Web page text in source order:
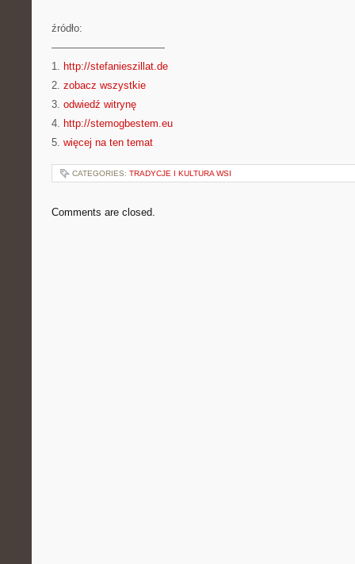
źródło:
———————————
1. http://stefanieszillat.de
2. zobacz wszystkie
3. odwiedź witrynę
4. http://stemogbestem.eu
5. więcej na ten temat
CATEGORIES: TRADYCJE I KULTURA WSI
Comments are closed.